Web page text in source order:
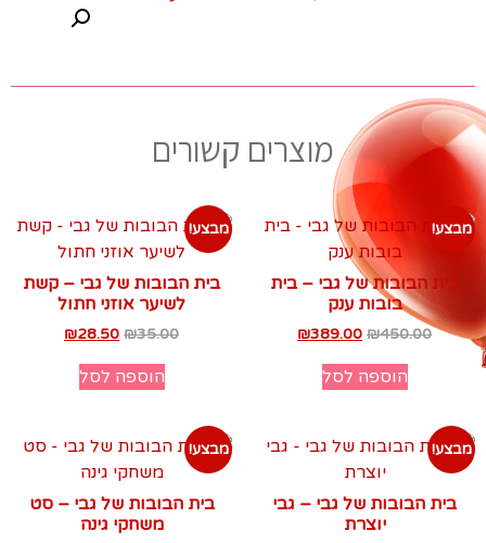
מוצרים קשורים
מבצע!
בית הבובות של גבי – בית
בובות ענק
₪450.00
₪389.00
הוספה לסל
מבצע!
בית הבובות של גבי – קשת
לשיער אוזני חתול
₪35.00
₪28.50
הוספה לסל
מבצע!
בית הבובות של גבי – גבי
יוצרת
מבצע!
בית הבובות של גבי – סט
משחקי גינה